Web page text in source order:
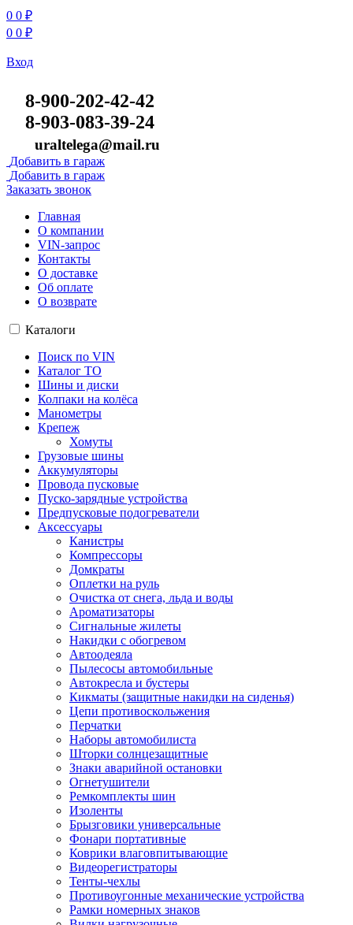
0 0 ₽
0 0 ₽
Вход
8-900-202-42-42
8-903-083-39-24
uraltelega@mail.ru
Добавить в гараж
Добавить в гараж
Заказать звонок
Главная
О компании
VIN-запрос
Контакты
О доставке
Об оплате
О возврате
Каталоги
Поиск по VIN
Каталог ТО
Шины и диски
Колпаки на колёса
Манометры
Крепеж
Хомуты
Грузовые шины
Аккумуляторы
Провода пусковые
Пуско-зарядные устройства
Предпусковые подогреватели
Аксессуары
Канистры
Компрессоры
Домкраты
Оплетки на руль
Очистка от снега, льда и воды
Ароматизаторы
Сигнальные жилеты
Накидки с обогревом
Автоодеяла
Пылесосы автомобильные
Автокресла и бустеры
Кикматы (защитные накидки на сиденья)
Цепи противоскольжения
Перчатки
Наборы автомобилиста
Шторки солнцезащитные
Знаки аварийной остановки
Огнетушители
Ремкомплекты шин
Изоленты
Брызговики универсальные
Фонари портативные
Коврики влаговпитывающие
Видеорегистраторы
Тенты-чехлы
Противоугонные механические устройства
Рамки номерных знаков